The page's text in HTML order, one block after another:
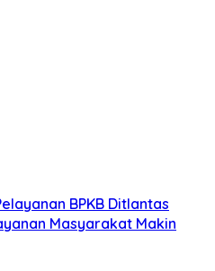
BPKB Ditlantas
Masyarakat Makin